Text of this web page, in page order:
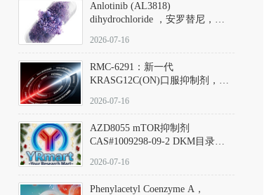
Anlotinib (AL3818)
dihydrochloride ，安罗替尼，
Hydrochloride实验方法步骤SOP
2026-07-16
RMC-6291：新一代
KRASG12C(ON)口服抑制剂，
(Elironrasib)CAS#2641998-63-0
2026-07-16
AZD8055 mTOR抑制剂
CAS#1009298-09-2 DKM目录号
激酶抑制剂的深度剖析
2026-07-16
Phenylacetyl Coenzyme A，